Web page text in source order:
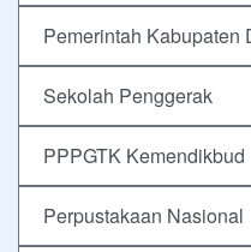
Pemerintah Kabupaten
Sekolah Penggerak
PPPGTK Kemendikbud
Perpustakaan Nasional